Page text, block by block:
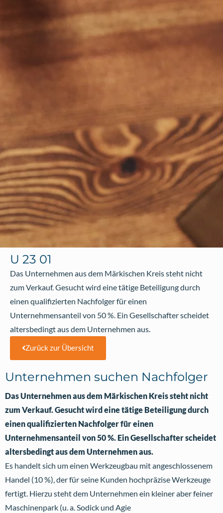
U 23 01
Das Unternehmen aus dem Märkischen Kreis steht nicht
zum Verkauf. Gesucht wird eine tätige Beteiligung durch
einen qualifizierten Nachfolger für einen
Unternehmensanteil von 50 %. Ein Gesellschafter scheidet
altersbedingt aus dem Unternehmen aus.
Zurück zur Übersicht
Unternehmen suchen Nachfolger
Das Unternehmen aus dem Märkischen Kreis steht nicht
zum Verkauf. Gesucht wird eine tätige Beteiligung durch
einen qualifizierten Nachfolger für einen
Unternehmensanteil von 50 %. Ein Gesellschafter scheidet
altersbedingt aus dem Unternehmen aus.
Es handelt sich um einen Werkzeugbau mit angeschlossenem
Handel (10 %), der für seine Kunden hochpräzise Werkzeuge
fertigt. Hierzu steht dem Unternehmen ein kleiner aber feiner
Maschinenpark (u. a. Sodick und Agie